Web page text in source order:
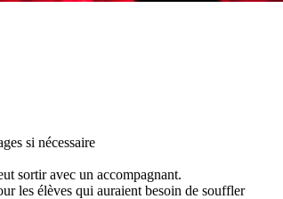
si nécessaire
sortir avec un accompagnant.
les élèves qui auraient besoin de souffler